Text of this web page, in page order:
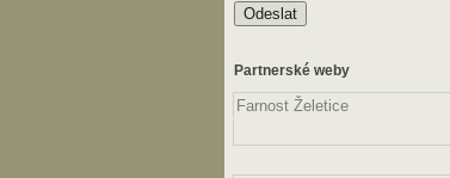
Partnerské weby
Farnost Želetice